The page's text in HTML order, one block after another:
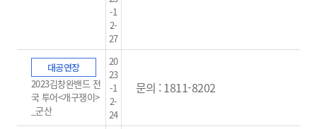
-1
2-
27
대공연장
2023김창완밴드 전
국 투어<개구쟁이>
_군산
20
23
-1
2-
24
문의 : 1811-8202